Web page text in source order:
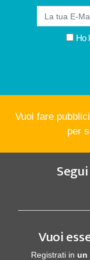
Ho
Vuoi fare
per
Vuoi
Registrati in un